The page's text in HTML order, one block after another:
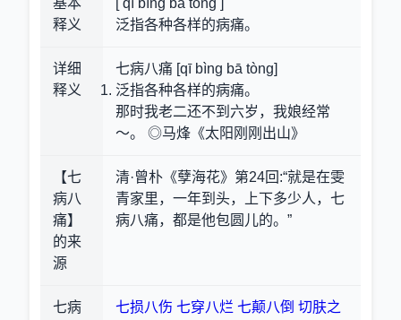
基本
释义
[ qī bìng bā tòng ]
泛指各种各样的病痛。
详细
释义
七病八痛 [qī bìng bā tòng]
泛指各种各样的病痛。
那时我老二还不到六岁，我娘经常
～。 ◎马烽《太阳刚刚出山》
【七
病八
痛】
的来
源
清·曾朴《孽海花》第24回:“就是在雯
青家里，一年到头，上下多少人，七
病八痛，都是他包圆儿的。”
七病
七损八伤 七穿八烂 七颠八倒 切肤之